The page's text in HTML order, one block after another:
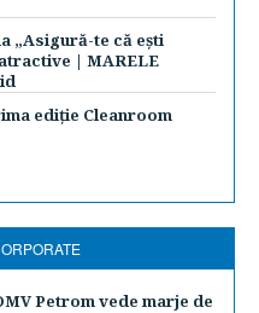
„Asigură-te că ești
| MARELE
ediție Cleanroom
Petrom vede marje de